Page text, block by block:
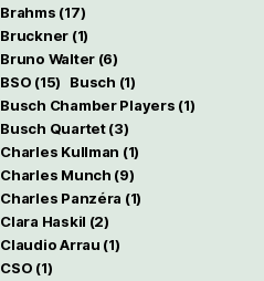
Brahms (17)
Bruckner (1)
Bruno Walter(6)
BSO (15) Busch (1)
Busch Chamber Players (1)
Busch Quartet(3)
Charles Kullman (1)
Charles Munch (9)
Charles Panzéra (1)
Clara Haskil (2)
Claudio Arrau (1)
CSO (1)